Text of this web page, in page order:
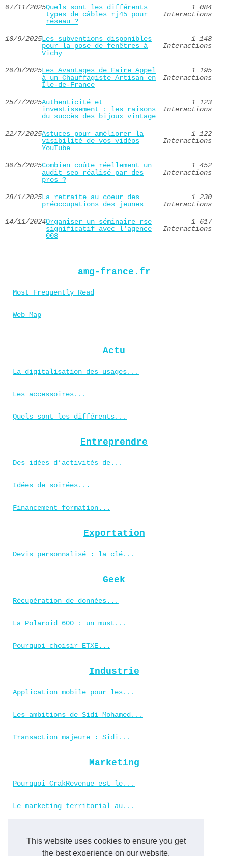
This website uses cookies to ensure you get
the best experience on our website.
07/11/2025Quels sont les différents
types de câbles rj45 pour
réseau ?
1 084
Interactions
10/9/2025Les subventions disponibles
pour la pose de fenêtres à
Vichy
1 148
Interactions
20/8/2025Les Avantages de Faire Appel
à un Chauffagiste Artisan en
Île-de-France
1 195
Interactions
25/7/2025Authenticité et
investissement : les raisons
du succès des bijoux vintage
1 123
Interactions
22/7/2025Astuces pour améliorer la
visibilité de vos vidéos
YouTube
1 122
Interactions
30/5/2025Combien coûte réellement un
audit seo réalisé par des
pros ?
1 452
Interactions
28/1/2025La retraite au coeur des
préoccupations des jeunes
1 230
Interactions
14/11/2024Organiser un séminaire rse
significatif avec l'agence
008
1 617
Interactions
amg-france.fr
Most Frequently Read
Web Map
Actu
La digitalisation des usages...
Les accessoires...
Quels sont les différents...
Entreprendre
Des idées d’activités de...
Idées de soirées...
Financement formation...
Exportation
Devis personnalisé : la clé...
Geek
Récupération de données...
La Polaroid 600 : un must...
Pourquoi choisir ETXE...
Industrie
Application mobile pour les...
Les ambitions de Sidi Mohamed...
Transaction majeure : Sidi...
Marketing
Pourquoi CrakRevenue est le...
Le marketing territorial au...